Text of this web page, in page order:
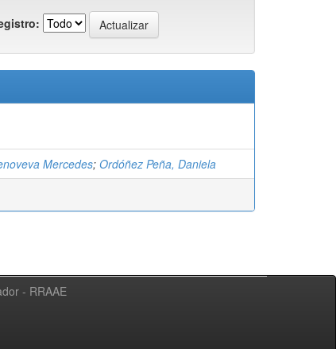
Mercedes; Ordóñez Peña, Daniela
- RRAAE